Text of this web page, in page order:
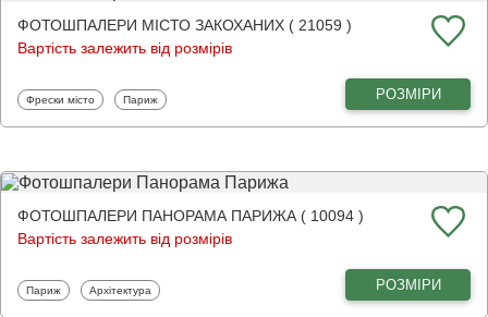
ФОТОШПАЛЕРИ МІСТО ЗАКОХАНИХ ( 21059 )
Вартість залежить від розмірів
Фотошпалери
Фрески місто Фотошпалери
Париж РОЗМІРИ
ФОТОШПАЛЕРИ ПАНОРАМА ПАРИЖА ( 10094 )
Вартість залежить від розмірів
Фотошпалери
Париж Фотошпалери
Архітектура РОЗМІРИ